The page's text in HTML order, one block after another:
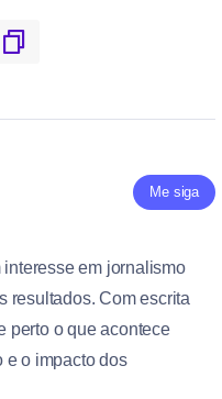
Me siga
em jornalismo
resultados. Com escrita
perto o que acontece
e o impacto dos